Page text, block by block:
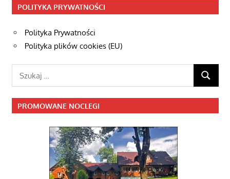
POLITYKA PRYWATNOŚCI
Polityka Prywatności
Polityka plików cookies (EU)
SZUKAJ
PROMOWANE NOCLEGI